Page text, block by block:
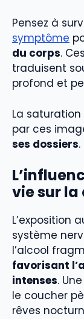
Pensez à
symptôme
du corps.
traduisent
profond et
La
par ces
ses dossiers.
vie sur
L’exposition
système
l’alcool
favorisant
intenses.
le coucher
rêves